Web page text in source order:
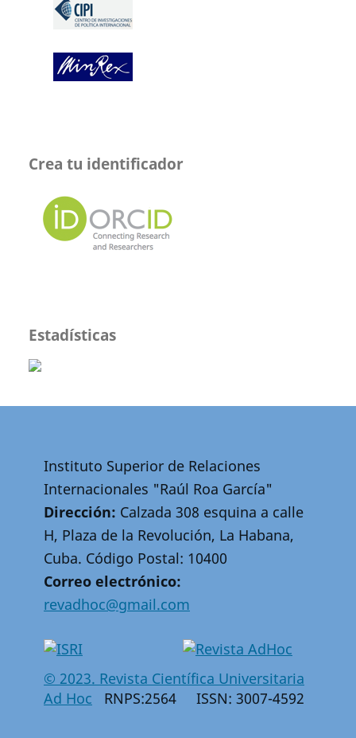
Crea tu identificador
Estadísticas
Instituto Superior de Relaciones
Internacionales "Raúl Roa García"
Dirección: Calzada 308 esquina a calle
H, Plaza de la Revolución, La Habana,
Cuba. Código Postal: 10400
Correo electrónico:
revadhoc@gmail.com
© 2023. Revista Científica Universitaria
Ad Hoc RNPS:2564 ISSN: 3007-4592